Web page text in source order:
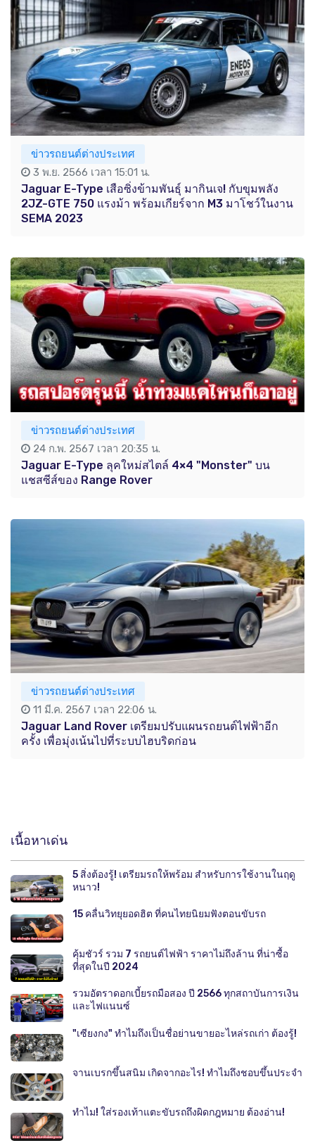
ข่าวรถยนต์ต่างประเทศ
3 พ.ย. 2566 เวลา 15:01 น.
Jaguar E-Type เสือซิ่งข้ามพันธุ์ มากินเจ! กับขุมพลัง
2JZ-GTE 750 แรงม้า พร้อมเกียร์จาก M3 มาโชว์ในงาน
SEMA 2023
ข่าวรถยนต์ต่างประเทศ
24 ก.พ. 2567 เวลา 20:35 น.
Jaguar E-Type ลุคใหม่สไตล์ 4×4 "Monster" บน
แชสซีส์ของ Range Rover
ข่าวรถยนต์ต่างประเทศ
11 มี.ค. 2567 เวลา 22:06 น.
Jaguar Land Rover เตรียมปรับแผนรถยนต์ไฟฟ้าอีก
ครั้ง เพื่อมุ่งเน้นไปที่ระบบไฮบริดก่อน
เนื้อหาเด่น
5 สิ่งต้องรู้! เตรียมรถให้พร้อม สำหรับการใช้งานในฤดู
หนาว!
15 คลื่นวิทยุยอดฮิต ที่คนไทยนิยมฟังตอนขับรถ
คุ้มชัวร์ รวม 7 รถยนต์ไฟฟ้า ราคาไม่ถึงล้าน ที่น่าซื้อ
ที่สุดในปี 2024
รวมอัตราดอกเบี้ยรถมือสอง ปี 2566 ทุกสถาบันการเงิน
และไฟแนนซ์
"เซียงกง" ทำไมถึงเป็นชื่อย่านขายอะไหล่รถเก่า ต้องรู้!
จานเบรกขึ้นสนิม เกิดจากอะไร! ทำไมถึงชอบขึ้นประจำ
ทำไม! ใส่รองเท้าแตะขับรถถึงผิดกฎหมาย ต้องอ่าน!